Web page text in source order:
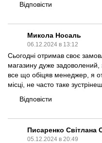
Відповісти
Микола Носаль
06.12.2024 в 13:12
Сьогодні отримав своє
магазину дуже
все що обіцяв менеджер, я
місці, не часто таке зустрінеш.
Відповісти
Писаренко Світлана
05.12.2024 в 20:49